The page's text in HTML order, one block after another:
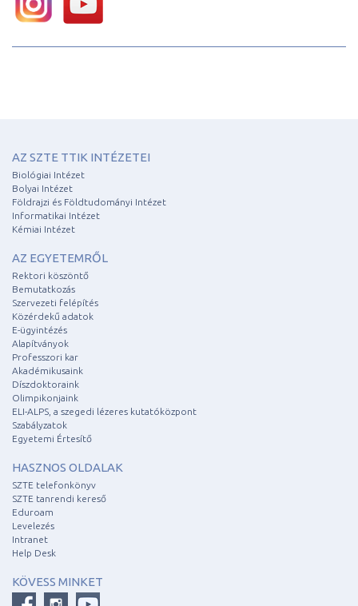
AZ SZTE TTIK INTÉZETEI
Biológiai Intézet
Bolyai Intézet
Földrajzi és Földtudományi Intézet
Informatikai Intézet
Kémiai Intézet
AZ EGYETEMRŐL
Rektori köszöntő
Bemutatkozás
Szervezeti felépítés
Közérdekű adatok
E-ügyintézés
Alapítványok
Professzori kar
Akadémikusaink
Díszdoktoraink
Olimpikonjaink
ELI-ALPS, a szegedi lézeres kutatóközpont
Szabályzatok
Egyetemi Értesítő
HASZNOS OLDALAK
SZTE telefonkönyv
SZTE tanrendi kereső
Eduroam
Levelezés
Intranet
Help Desk
KÖVESS MINKET